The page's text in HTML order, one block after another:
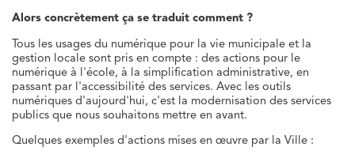
Alors concrètement ça se traduit comment ?
Tous les usages du numérique pour la vie municipale et la
gestion locale sont pris en compte : des actions pour le
numérique à l'école, à la simplification administrative, en
passant par l'accessibilité des services. Avec les outils
numériques d'aujourd'hui, c'est la modernisation des services
publics que nous souhaitons mettre en avant.
Quelques exemples d'actions mises en œuvre par la Ville :